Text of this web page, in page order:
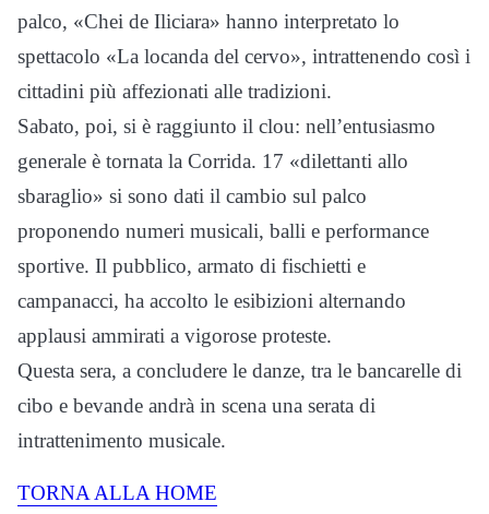
palco, «Chei de Iliciara» hanno interpretato lo
spettacolo «La locanda del cervo», intrattenendo così i
cittadini più affezionati alle tradizioni.
Sabato, poi, si è raggiunto il clou: nell’entusiasmo
generale è tornata la Corrida. 17 «dilettanti allo
sbaraglio» si sono dati il cambio sul palco
proponendo numeri musicali, balli e performance
sportive. Il pubblico, armato di fischietti e
campanacci, ha accolto le esibizioni alternando
applausi ammirati a vigorose proteste.
Questa sera, a concludere le danze, tra le bancarelle di
cibo e bevande andrà in scena una serata di
intrattenimento musicale.
TORNA ALLA HOME